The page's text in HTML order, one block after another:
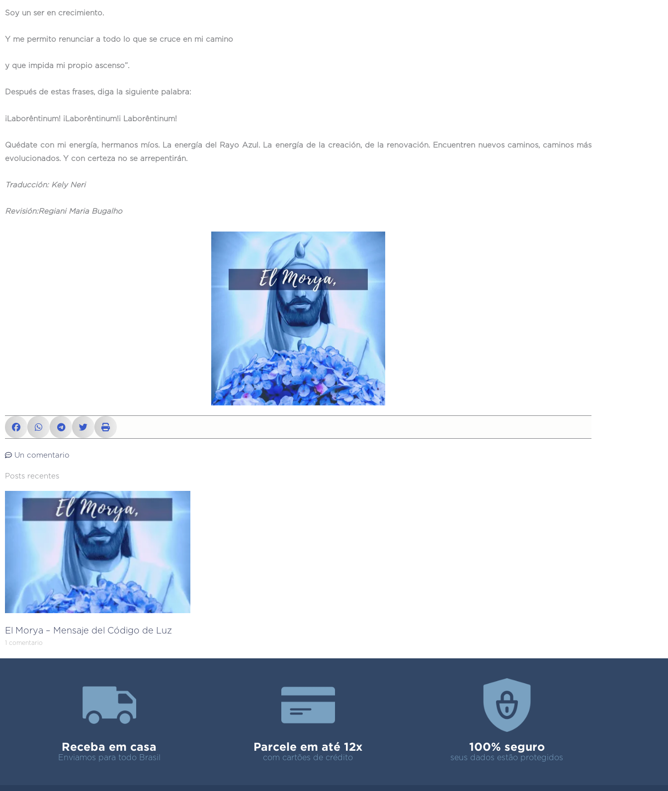
Soy un ser en crecimiento.
Y me permito renunciar a todo lo que se cruce en mi camino
y que impida mi propio ascenso”.
Después de estas frases, diga la siguiente palabra:
¡ Laborêntinum! ¡ Laborêntinum!¡ Laborêntinum!
Quédate con mi energía, hermanos míos. La energía del Rayo Azul. La energía de la creación, de la renovación. Encuentren nuevos caminos, caminos más
evolucionados. Y con certeza no se arrepentirán.
Traducción: Kely Neri
Revisión:Regiani Maria Bugalho
Un comentario
Posts recentes
El Morya – Mensaje del Código de Luz
1 comentario
Receba em casa
Enviamos para todo Brasil
Parcele em até 12x
com cartões de crédito
100% seguro
seus dados estão protegidos